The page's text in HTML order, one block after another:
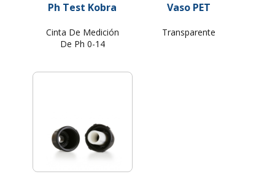
Ph Test Kobra
Cinta De Medición
De Ph 0-14
Vaso PET
Transparente